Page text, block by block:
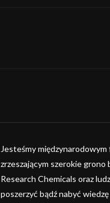
Jesteśmy międzynarodowym
zrzeszającym szerokie grono
Research Chemicals oraz
poszerzyć bądź nabyć